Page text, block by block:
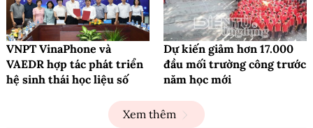
VNPT VinaPhone và
VAEDR hợp tác phát triển
hệ sinh thái học liệu số
Dự kiến giảm hơn 17.000
đầu mối trường công trước
năm học mới
Xem thêm